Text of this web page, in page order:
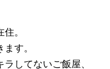
。
す。
してないご飯屋、